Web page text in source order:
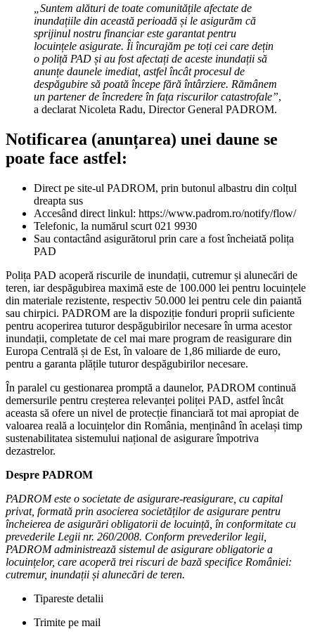
„Suntem alături de toate comunitățile afectate de
inundațiile din această perioadă și le asigurăm că
sprijinul nostru financiar este garantat pentru
locuințele asigurate. Îi încurajăm pe toți cei care dețin
o poliță PAD și au fost afectați de aceste inundații să
anunțe daunele imediat, astfel încât procesul de
despăgubire să poată începe fără întârziere. Rămânem
un partener de încredere în fața riscurilor catastrofale”,
a declarat Nicoleta Radu, Director General PADROM.
Notificarea (anunțarea) unei daune se
poate face astfel:
Direct pe site-ul PADROM, prin butonul albastru din colțul
dreapta sus
Accesând direct linkul: https://www.padrom.ro/notify/flow/
Telefonic, la numărul scurt 021 9930
Sau contactând asigurătorul prin care a fost încheiată polița
PAD
Polița PAD acoperă riscurile de inundații, cutremur și alunecări de
teren, iar despăgubirea maximă este de 100.000 lei pentru locuințele
din materiale rezistente, respectiv 50.000 lei pentru cele din paiantă
sau chirpici. PADROM are la dispoziție fonduri proprii suficiente
pentru acoperirea tuturor despăgubirilor necesare în urma acestor
inundații, completate de cel mai mare program de reasigurare din
Europa Centrală și de Est, în valoare de 1,86 miliarde de euro,
pentru a garanta plățile tuturor despăgubirilor necesare.
În paralel cu gestionarea promptă a daunelor, PADROM continuă
demersurile pentru creșterea relevanței poliței PAD, astfel încât
aceasta să ofere un nivel de protecție financiară tot mai apropiat de
valoarea reală a locuințelor din România, menținând în același timp
sustenabilitatea sistemului național de asigurare împotriva
dezastrelor.
Despre PADROM
PADROM este o societate de asigurare-reasigurare, cu capital
privat, formată prin asocierea societăților de asigurare pentru
încheierea de asigurări obligatorii de locuință, în conformitate cu
prevederile Legii nr. 260/2008. Conform prevederilor legii,
PADROM administrează sistemul de asigurare obligatorie a
locuințelor, care acoperă trei riscuri de bază specifice României:
cutremur, inundații și alunecări de teren.
Tipareste detalii
Trimite pe mail